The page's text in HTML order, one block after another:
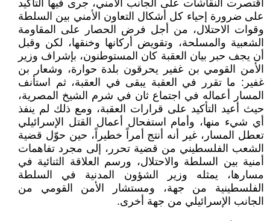
اقتصرت النقاشات على الجانب الأمني، جرى فيها التأكيد
على ضرورة إحياء كل أشكال التعاون الأمني بين السلطة
وقوات الاحتلال، من أجل فرض الحصار على المقاومة
الشعبية والمسلحة، وتقويض أركانها وخنقها، لكن وقبل
أن يجف حبر بيان العقبة كان المستوطنون، بإشراف وزير
الأمن القومي بن غفير يحرقون بلدة حوارة، وشعار بن
غفير: ما تقرر في العقبة يبقى في العقبة، ثم استأنف
المسار أعماله في اجتماع ثان في شرم الشيخ المصرية،
حيث أعيد التأكيد على قرارات العقبة، ومع ذلك لم ينفذ
أي شيء منها، وأمام استفحال أعمال القتل الإسرائيلي
تعطل المسار، غير أنه أنتج أمراً خطيراً، حين حوّل قضية
الشعب الفلسطيني من قضية تحرر، إلى مجرد تفاهمات
أمنية بين السلطة والاحتلال، ورسم العلاقة الثنائية في
مسارها، يمثله وزير الشؤون المدنية في السلطة
الفلسطينية من جهة، ومستشار الأمن القومي من
الجانب الإسرائيلي من جهة أخرى.